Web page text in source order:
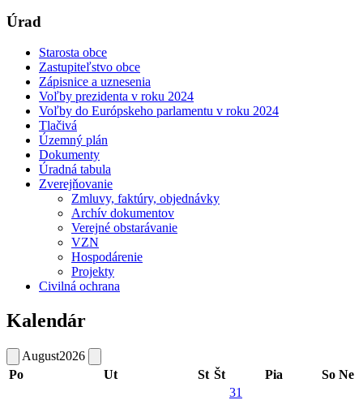
Úrad
Starosta obce
Zastupiteľstvo obce
Zápisnice a uznesenia
Voľby prezidenta v roku 2024
Voľby do Európskeho parlamentu v roku 2024
Tlačivá
Územný plán
Dokumenty
Úradná tabula
Zverejňovanie
Zmluvy, faktúry, objednávky
Archív dokumentov
Verejné obstarávanie
VZN
Hospodárenie
Projekty
Civilná ochrana
Kalendár
August2026
Po
Ut St Št Pia So Ne
31